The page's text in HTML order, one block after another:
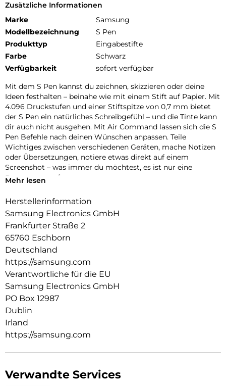
Zusätzliche Informationen
Marke
Samsung
Modellbezeichnung
S Pen
Produkttyp
Eingabestifte
Farbe
Schwarz
Verfügbarkeit
sofort verfügbar
Mit dem S Pen kannst du zeichnen, skizzieren oder deine
Ideen festhalten – beinahe wie mit einem Stift auf Papier. Mit
4.096 Druckstufen und einer Stiftspitze von 0,7 mm bietet
der S Pen ein natürliches Schreibgefühl – und die Tinte kann
dir auch nicht ausgehen. Mit Air Command lassen sich die S
Pen Befehle nach deinen Wünschen anpassen. Teile
Wichtiges zwischen verschiedenen Geräten, mache Notizen
oder Übersetzungen, notiere etwas direkt auf einem
Screenshot – was immer du möchtest, es ist nur eine
Bewegung entfernt.
Mehr lesen
Herstellerinformation
Samsung Electronics GmbH
Frankfurter Straße 2
65760 Eschborn
Deutschland
https://samsung.com
Verantwortliche für die EU
Samsung Electronics GmbH
PO Box 12987
Dublin
Irland
https://samsung.com
Verwandte Services